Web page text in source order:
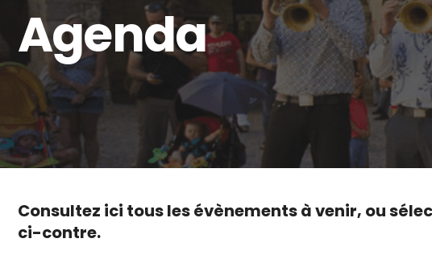
Agenda
Consultez ici tous les évènements à venir, ou
ci-contre.